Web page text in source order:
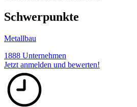
Schwerpunkte
Metallbau
1888 Unternehmen
Jetzt anmelden und bewerten!